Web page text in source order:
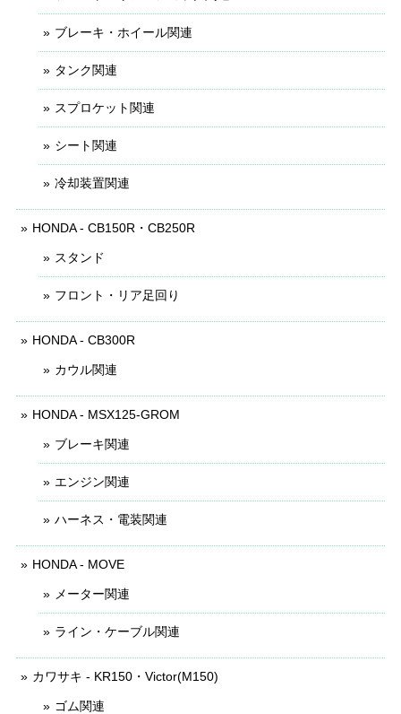
ブレーキ・ホイール関連
タンク関連
スプロケット関連
シート関連
冷却装置関連
HONDA - CB150R・CB250R
スタンド
フロント・リア足回り
HONDA - CB300R
カウル関連
HONDA - MSX125-GROM
ブレーキ関連
エンジン関連
ハーネス・電装関連
HONDA - MOVE
メーター関連
ライン・ケーブル関連
カワサキ - KR150・Victor(M150)
ゴム関連